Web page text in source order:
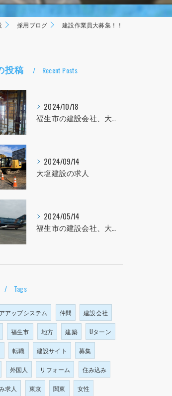
採用ブログ 建設作業員大募集！！
投稿 Recent Posts
2024/10/18
福生市の建設会社、大塩建設の求人！！！
2024/09/14
大塩建設の求人
2024/05/14
福生市の建設会社、大塩建設の求人！！！
Tags
アップシステム 仲間 建設会社
福生市 地方 建築 Uターン
転職 建設サイト 募集
外国人 リフォーム 住み込み
求人 東京 関東 女性